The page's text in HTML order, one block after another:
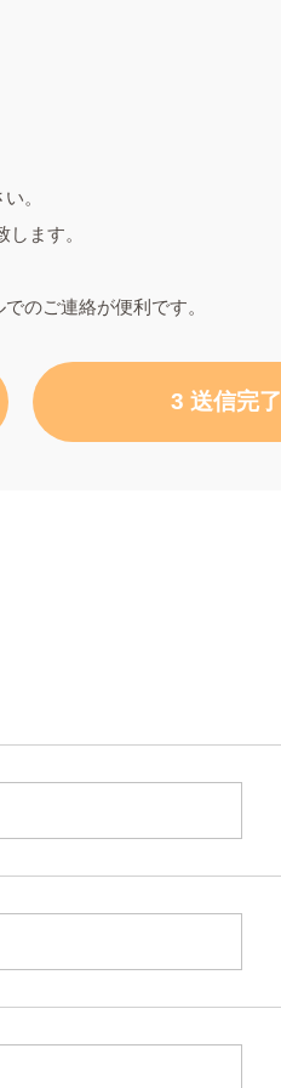
。
ます。
のご連絡が便利です。
3 送信完了